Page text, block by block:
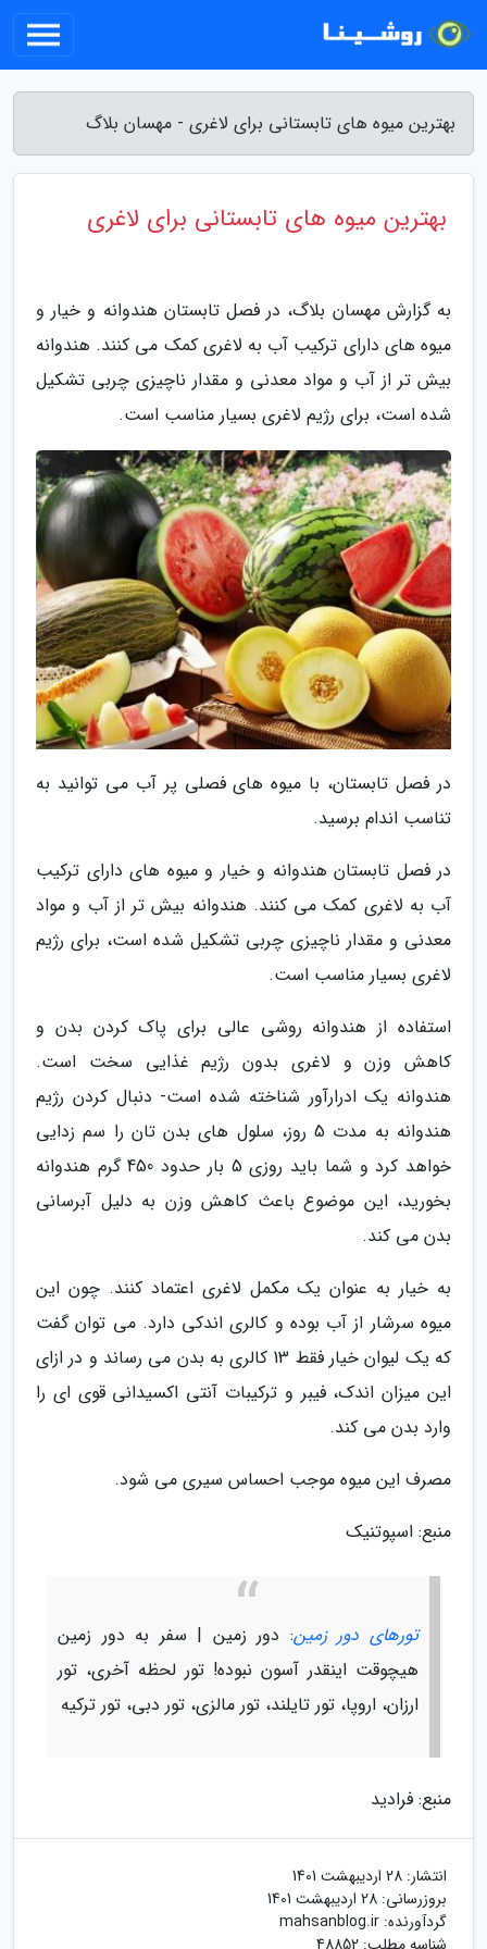
بهترین میوه های تابستانی برای لاغری - مهسان بلاگ
بهترین میوه های تابستانی برای لاغری
به گزارش مهسان بلاگ، در فصل تابستان هندوانه و خیار و
میوه های دارای ترکیب آب به لاغری کمک می کنند. هندوانه
بیش تر از آب و مواد معدنی و مقدار ناچیزی چربی تشکیل
شده است، برای رژیم لاغری بسیار مناسب است.
در فصل تابستان، با میوه های فصلی پر آب می توانید به
تناسب اندام برسید.
در فصل تابستان هندوانه و خیار و میوه های دارای ترکیب
آب به لاغری کمک می کنند. هندوانه بیش تر از آب و مواد
معدنی و مقدار ناچیزی چربی تشکیل شده است، برای رژیم
لاغری بسیار مناسب است.
استفاده از هندوانه روشی عالی برای پاک کردن بدن و
کاهش وزن و لاغری بدون رژیم غذایی سخت است.
هندوانه یک ادرارآور شناخته شده است- دنبال کردن رژیم
هندوانه به مدت 5 روز، سلول های بدن تان را سم زدایی
خواهد کرد و شما باید روزی 5 بار حدود 450 گرم هندوانه
بخورید، این موضوع باعث کاهش وزن به دلیل آبرسانی
بدن می کند.
به خیار به عنوان یک مکمل لاغری اعتماد کنند. چون این
میوه سرشار از آب بوده و کالری اندکی دارد. می توان گفت
که یک لیوان خیار فقط 13 کالری به بدن می رساند و در ازای
این میزان اندک، فیبر و ترکیبات آنتی اکسیدانی قوی ای را
وارد بدن می کند.
مصرف این میوه موجب احساس سیری می شود.
منبع: اسپوتنیک
تورهای دور زمین: دور زمین | سفر به دور زمین
هیچوقت اینقدر آسون نبوده! تور لحظه آخری، تور
ارزان، اروپا، تور تایلند، تور مالزی، تور دبی، تور ترکیه
منبع: فرادید
انتشار: 28 اردیبهشت 1401
بروزرسانی: 28 اردیبهشت 1401
گردآورنده: mahsanblog.ir